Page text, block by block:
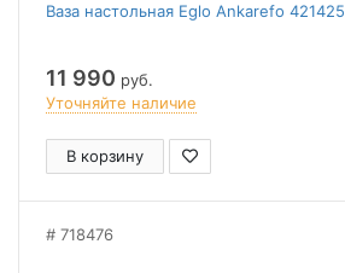
Ваза настольная Eglo Ankarefo 421425
11 990 руб.
Уточняйте наличие
В корзину
718476